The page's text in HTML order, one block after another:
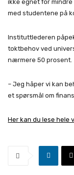
ikke egnet for
med studentene på
Instituttlederen
toktbehov ved
nærmere 50 prosent.
– Jeg håper vi kan
et spørsmål om
Her kan du lese hele